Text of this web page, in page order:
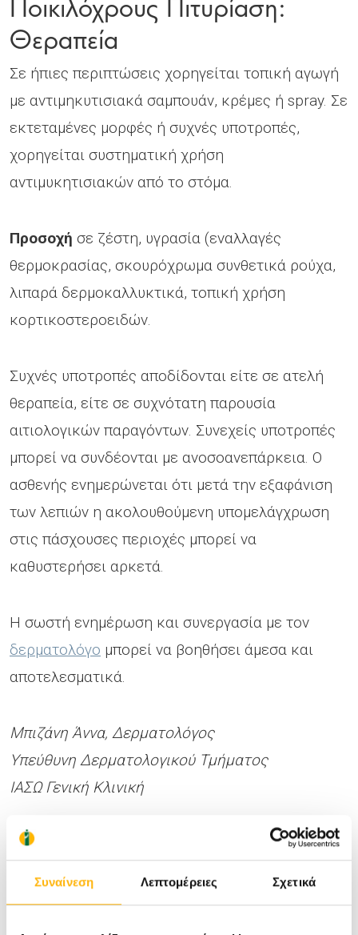
Συναίνεση Λεπτομέρειες Σχετικά
Θεραπεία
Σε ήπιες περιπτώσεις χορηγείται τοπική αγωγή
με αντιμηκυτισιακά σαμπουάν, κρέμες ή spray. Σε
εκτεταμένες μορφές ή συχνές υποτροπές,
χορηγείται συστηματική χρήση
αντιμυκητισιακών από το στόμα.
Προσοχή σε ζέστη, υγρασία (εναλλαγές
θερμοκρασίας, σκουρόχρωμα συνθετικά ρούχα,
λιπαρά δερμοκαλλυκτικά, τοπική χρήση
κορτικοστεροειδών.
Συχνές υποτροπές αποδίδονται είτε σε ατελή
θεραπεία, είτε σε συχνότατη παρουσία
αιτιολογικών παραγόντων. Συνεχείς υποτροπές
μπορεί να συνδέονται με ανοσοανεπάρκεια. Ο
ασθενής ενημερώνεται ότι μετά την εξαφάνιση
των λεπιών η ακολουθούμενη υπομελάγχρωση
στις πάσχουσες περιοχές μπορεί να
καθυστερήσει αρκετά.
Η σωστή ενημέρωση και συνεργασία με τον
δερματολόγο μπορεί να βοηθήσει άμεσα και
αποτελεσματικά.
Μπιζάνη Άννα, Δερματολόγος
Υπεύθυνη Δερματολογικού Τμήματος
ΙΑΣΩ Γενική Κλινική
Άνδρας
Συντάκτης Άρθρου